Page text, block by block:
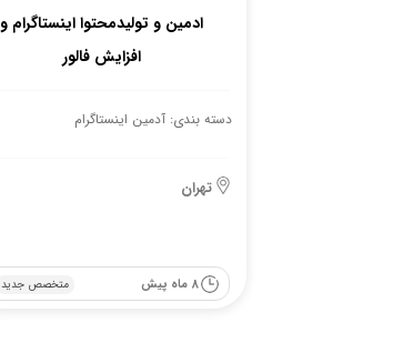
ادمین و تولیدمحتوا اینستاگرام و
افزایش فالور
دسته بندی: آدمین اینستاگرام
تهران
متخصص جدید 8 ماه پیش